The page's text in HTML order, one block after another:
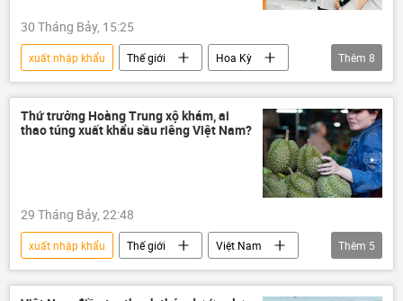
30 Tháng Bảy, 15:25
xuất nhập khẩu Thế giới
Hoa Kỳ
Việt Nam
Kinh tế
sản xuất
xuất khẩu
doanh nghiệp
Kinh doanh
quan hệ quốc tế FDI
Thêm 8
Thứ trưởng Hoàng Trung xộ khám, ai
thao túng xuất khẩu sầu riêng Việt Nam?
29 Tháng Bảy, 22:48
xuất nhập khẩu Thế giới
Việt Nam
doanh nghiệp
Kinh doanh
Thêm 5